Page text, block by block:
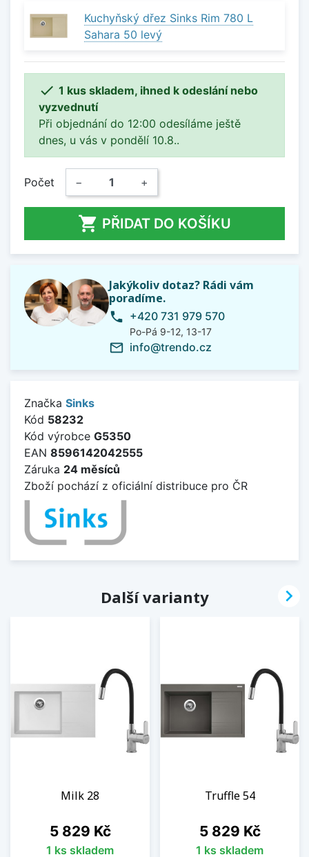
Kuchyňský dřez Sinks Rim 780 L
Sahara 50 levý
 1 kus skladem, ihned k odeslání nebo
vyzvednutí
Při objednání do 12:00 odesíláme ještě
dnes, u vás v pondělí 10.8..
Počet − +
 PŘIDAT DO KOŠÍKU
Jakýkoliv dotaz? Rádi vám
poradíme.
phone +420 731 979 570
Po-Pá 9-12, 13-17
mail_outline info@trendo.cz
Značka Sinks
Kód 58232
Kód výrobce G5350
EAN 8596142042555
Záruka 24 měsíců
Zboží pochází z oficiální distribuce pro ČR
Další varianty
Milk 28
Cena
5 829 Kč
1 ks skladem
Truffle 54
Cena
5 829 Kč
1 ks skladem
